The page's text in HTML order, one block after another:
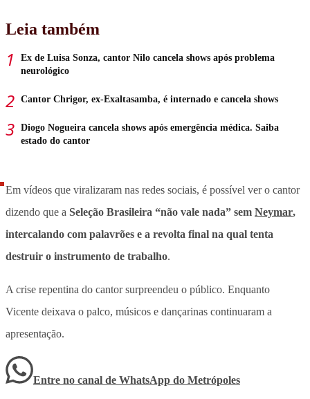
Leia também
Ex de Luisa Sonza, cantor Nilo cancela shows após problema
neurológico
Cantor Chrigor, ex-Exaltasamba, é internado e cancela shows
Diogo Nogueira cancela shows após emergência médica. Saiba
estado do cantor
Em vídeos que viralizaram nas redes sociais, é possível ver o cantor
dizendo que a Seleção Brasileira “não vale nada” sem Neymar,
intercalando com palavrões e a revolta final na qual tenta
destruir o instrumento de trabalho.
A crise repentina do cantor surpreendeu o público. Enquanto
Vicente deixava o palco, músicos e dançarinas continuaram a
apresentação.
Entre no canal de WhatsApp do Metrópoles